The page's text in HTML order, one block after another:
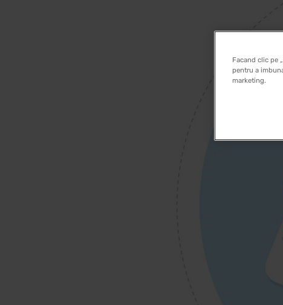
Facand clic pe
pentru a
marketing.